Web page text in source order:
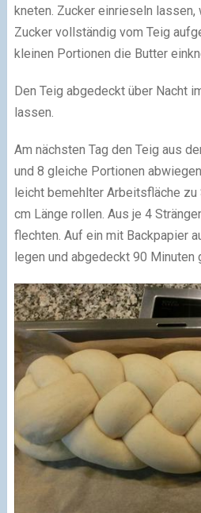
kneten. Zucker einrieseln
Zucker vollständig vom Teig
kleinen Portionen die Butter
Den Teig abgedeckt über Nacht
lassen.
Am nächsten Tag den Teig aus
und 8 gleiche Portionen
leicht bemehlter Arbeitsfläche zu
cm Länge rollen. Aus je 4
flechten. Auf ein mit Backpapier
legen und abgedeckt 90 Minuten